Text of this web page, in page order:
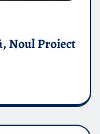
Noul Proiect